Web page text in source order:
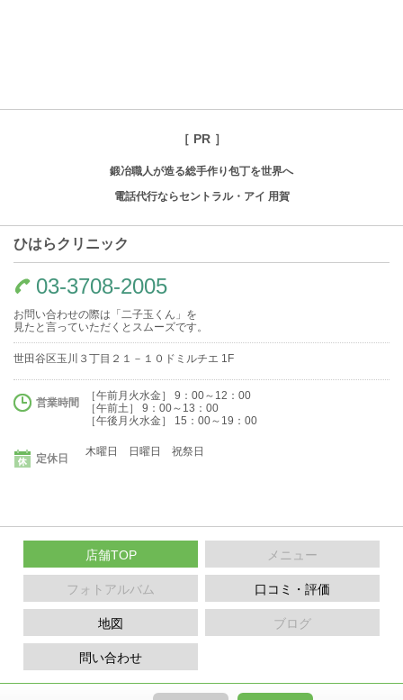
［ PR ］
鍛冶職人が造る総手作り包丁を世界へ
電話代行ならセントラル・アイ 用賀
ひはらクリニック
03-3708-2005
お問い合わせの際は「二子玉くん」を
見たと言っていただくとスムーズです。
世田谷区玉川３丁目２１－１０ドミルチエ 1F
営業時間
［午前月火水金］ 9：00～12：00
［午前土］ 9：00～13：00
［午後月火水金］ 15：00～19：00
定休日
木曜日 日曜日 祝祭日
店舗TOP メニュー
フォトアルバム 口コミ・評価
地図 ブログ
問い合わせ